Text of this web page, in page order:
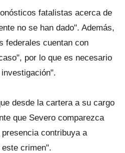
fatalistas acerca de
no se han dado". Además,
federales cuentan con
por lo que es necesario
desde la cartera a su cargo
que Severo comparezca
contribuya a
crimen".